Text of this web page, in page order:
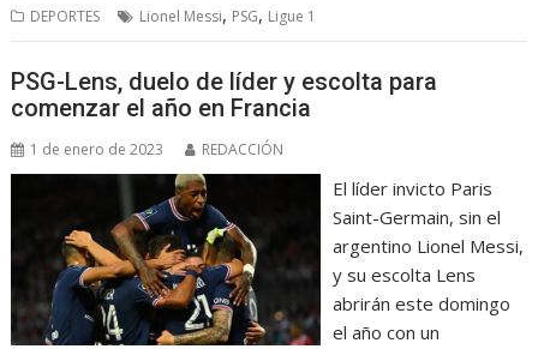
DEPORTES Lionel Messi, PSG, Ligue 1
PSG-Lens, duelo de líder y escolta para
comenzar el año en Francia
1 de enero de 2023 REDACCIÓN
El líder invicto Paris
Saint-Germain, sin el
argentino Lionel Messi,
y su escolta Lens
abrirán este domingo
el año con un